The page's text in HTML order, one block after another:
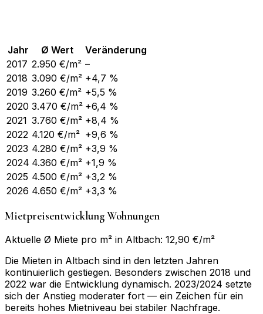
Jahr Ø Wert
Veränderung
2017 2.950 €/m² –
2018 3.090 €/m² +4,7 %
2019 3.260 €/m² +5,5 %
2020 3.470 €/m² +6,4 %
2021 3.760 €/m² +8,4 %
2022 4.120 €/m² +9,6 %
2023 4.280 €/m² +3,9 %
2024 4.360 €/m² +1,9 %
2025 4.500 €/m² +3,2 %
2026 4.650 €/m² +3,3 %
Mietpreisentwicklung Wohnungen
Aktuelle Ø Miete pro m² in Altbach: 12,90 €/m²
Die Mieten in Altbach sind in den letzten Jahren
kontinuierlich gestiegen. Besonders zwischen 2018 und
2022 war die Entwicklung dynamisch. 2023/2024 setzte
sich der Anstieg moderater fort — ein Zeichen für ein
bereits hohes Mietniveau bei stabiler Nachfrage.